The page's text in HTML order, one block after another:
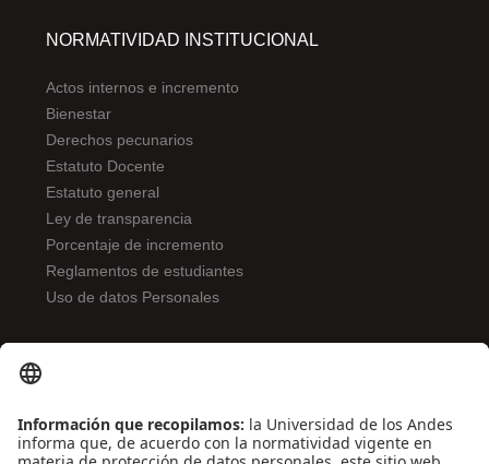
NORMATIVIDAD INSTITUCIONAL
Actos internos e incremento
Bienestar
Derechos pecunarios
Estatuto Docente
Estatuto general
Ley de transparencia
Porcentaje de incremento
Reglamentos de estudiantes
Uso de datos Personales
Contáctenos
Biblioguías